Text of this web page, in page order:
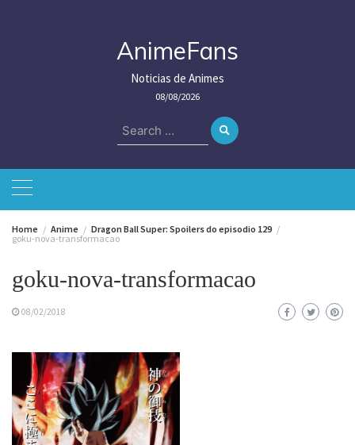
AnimeFans
Noticias de Animes
08/08/2026
Search
for:
Home Anime
Dragon Ball Super: Spoilers do episodio 129
goku-nova-transformacao
goku-nova-transformacao
08/02/2018